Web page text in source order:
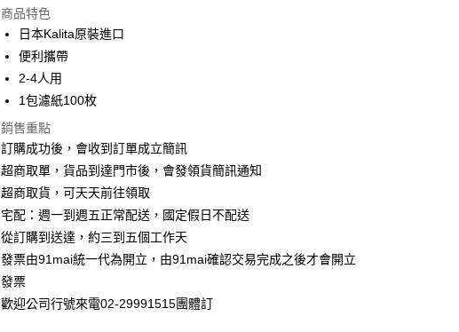
3 期 0 利率 每期
合作金庫商業銀行
華南商業銀行
國泰世華商業銀行
臺灣中小企業銀行
匯豐（台灣）商業銀行
聯邦商業銀行
遠東國際商業銀行
玉山商業銀行
台新國際商業銀行
中國信託商業銀行
台灣樂天信用卡公司
6 期 0 利率 每期
合作金庫商業銀行
華南商業銀行
國泰世華商業銀行
臺灣中小企業銀行
匯豐（台灣）商業銀行
華泰商業銀行
聯邦商業銀行
元大商業銀行
永豐商業銀行
台新國際商業銀行
台灣樂天信用卡公司
超商取貨付款
悠遊付
運送方式
全家付款取貨
每筆NT$100，滿NT$699(含以上)免運費
商品特色
日本Kalita原裝進口
便利攜帶
2-4人用
1包濾紙100枚
銷售重點
訂購成功後，會收到訂單成立簡訊
超商取單，貨品到達門市後，會發領貨簡訊通知
超商取貨，可天天前往領取
宅配：週一到週五正常配送，國定假日不配送
從訂購到送達，約三到五個工作天
發票由91mai統一代為開立，由91mai確認交易完成之後才會開立
發票
歡迎公司行號來電02-29991515團體訂